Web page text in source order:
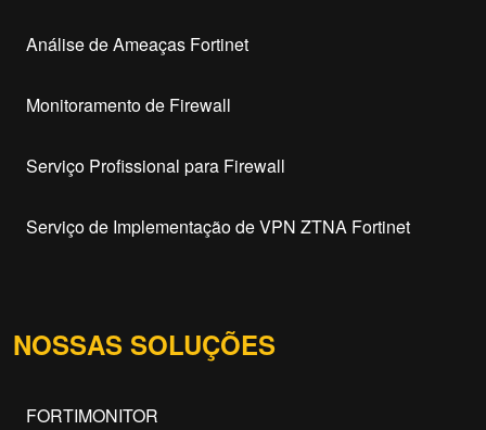
Análise de Ameaças Fortinet
Monitoramento de Firewall
Serviço Profissional para Firewall
Serviço de Implementação de VPN ZTNA Fortinet
NOSSAS SOLUÇÕES
FORTIMONITOR